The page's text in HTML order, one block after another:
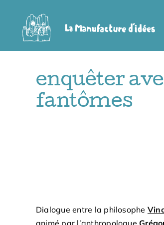
contenu
enquêter
fantômes
Dialogue entre la philosophe
animé par l’anthropologue